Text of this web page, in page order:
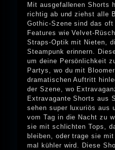
Mit ausgefallenen Shorts
richtig ab und ziehst alle
Gothic-Szene sind das
Features wie Velvet-
Straps-Optik mit Nieten,
Steampunk erinnern.
um deine Persönlichkeit
Partys, wo du mit
dramatischen Auftritt
der Szene, wo
Extravagante Shorts aus
sehen super luxuriös aus
vom Tag in die Nacht zu
sie mit schlichten Tops,
bleiben, oder trage sie
mal kühler wird. Diese